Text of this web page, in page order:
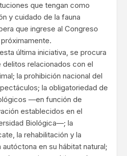
que tengan como
y cuidado de la fauna
que ingrese al Congreso
última iniciativa, se procura
delitos relacionados con el
la prohibición nacional del
la obligatoriedad de
—en función de
establecidos en el
Biológica—; la
la rehabilitación y la
en su hábitat natural;